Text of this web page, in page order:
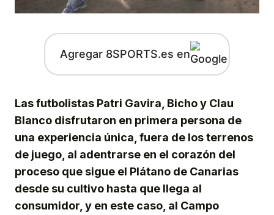
Agregar 8SPORTS.es en
Las futbolistas Patri Gavira, Bicho y Clau
Blanco disfrutaron en primera persona de
una experiencia única, fuera de los terrenos
de juego, al adentrarse en el corazón del
proceso que sigue el Plátano de Canarias
desde su cultivo hasta que llega al
consumidor, y en este caso, al Campo